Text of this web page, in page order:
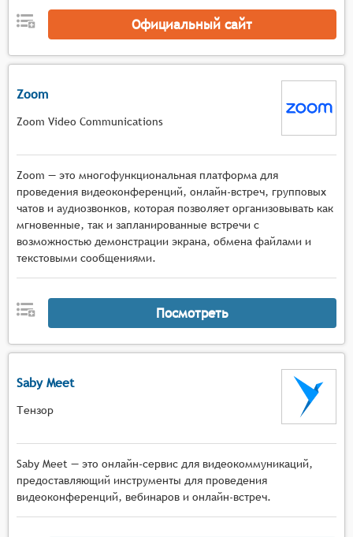
Коммуникационные инструменты с
многопользовательским чатом, функцией
поднятия руки, приватными сообщениями,
голосовым общением в малых группах и
реальном времени.
Официальный сайт
Zoom
Zoom Video Communications
Zoom — это многофункциональная платформа для
проведения видеоконференций, онлайн-встреч, групповых
чатов и аудиозвонков, которая позволяет организовывать как
мгновенные, так и запланированные встречи с
возможностью демонстрации экрана, обмена файлами и
текстовыми сообщениями.
Посмотреть
Saby Meet
Тензор
Saby Meet — это онлайн-сервис для видеокоммуникаций,
предоставляющий инструменты для проведения
видеоконференций, вебинаров и онлайн-встреч.